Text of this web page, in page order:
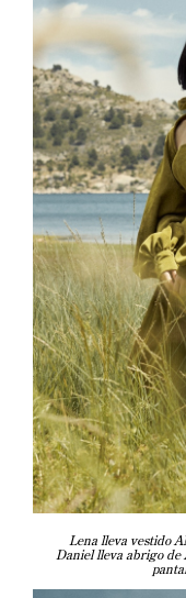
Lena lleva vestido
Daniel lleva abrigo de